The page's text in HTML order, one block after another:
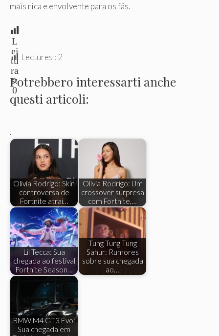
mais rica e envolvente para os fãs.
L
ei
tu
ra
s:
0
Lectures : 2
Potrebbero interessarti anche
questi articoli:
.
Olivia Rodrigo: Skin
controversa de
Fortnite atrai…
Olivia Rodrigo: Um
crossover surpresa
com Fortnite,…
Lil Tecca: Sua
chegada ao festival
Fortnite Season…
Tung Tung Tung
Sahur: Rumores
sobre sua chegada
ao…
BMW M4 GT3 Evo:
Sua chegada em